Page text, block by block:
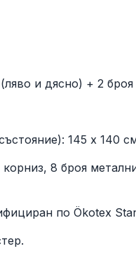
и дясно) + 2 броя
145 x 140
8 броя
по Ökotex